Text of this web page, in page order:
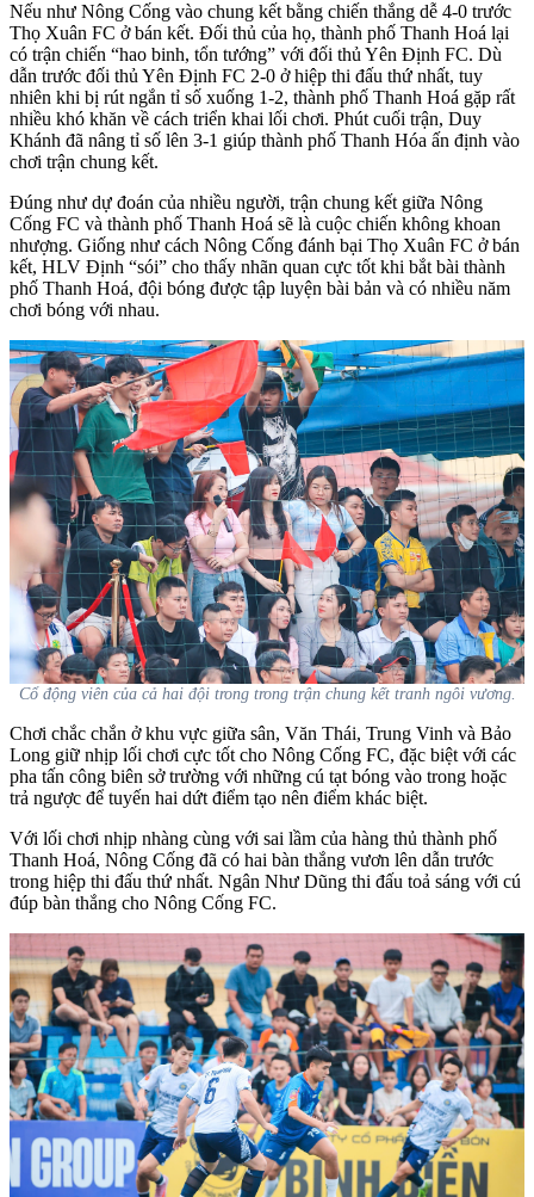
Nếu như Nông Cống vào chung kết bằng chiến thắng dễ 4-0 trước
Thọ Xuân FC ở bán kết. Đối thủ của họ, thành phố Thanh Hoá lại
có trận chiến “hao binh, tổn tướng” với đối thủ Yên Định FC. Dù
dẫn trước đối thủ Yên Định FC 2-0 ở hiệp thi đấu thứ nhất, tuy
nhiên khi bị rút ngắn tỉ số xuống 1-2, thành phố Thanh Hoá gặp rất
nhiều khó khăn về cách triển khai lối chơi. Phút cuối trận, Duy
Khánh đã nâng tỉ số lên 3-1 giúp thành phố Thanh Hóa ấn định vào
chơi trận chung kết.
Đúng như dự đoán của nhiều người, trận chung kết giữa Nông
Cống FC và thành phố Thanh Hoá sẽ là cuộc chiến không khoan
nhượng. Giống như cách Nông Cống đánh bại Thọ Xuân FC ở bán
kết, HLV Định “sói” cho thấy nhãn quan cực tốt khi bắt bài thành
phố Thanh Hoá, đội bóng được tập luyện bài bản và có nhiều năm
chơi bóng với nhau.
Cổ động viên của cả hai đội trong trong trận chung kết tranh ngôi vương.
Chơi chắc chắn ở khu vực giữa sân, Văn Thái, Trung Vinh và Bảo
Long giữ nhịp lối chơi cực tốt cho Nông Cống FC, đặc biệt với các
pha tấn công biên sở trường với những cú tạt bóng vào trong hoặc
trả ngược để tuyến hai dứt điểm tạo nên điểm khác biệt.
Với lối chơi nhịp nhàng cùng với sai lầm của hàng thủ thành phố
Thanh Hoá, Nông Cống đã có hai bàn thắng vươn lên dẫn trước
trong hiệp thi đấu thứ nhất. Ngân Như Dũng thi đấu toả sáng với cú
đúp bàn thắng cho Nông Cống FC.